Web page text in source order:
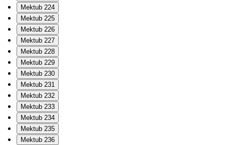
Mektub 224
Mektub 225
Mektub 226
Mektub 227
Mektub 228
Mektub 229
Mektub 230
Mektub 231
Mektub 232
Mektub 233
Mektub 234
Mektub 235
Mektub 236